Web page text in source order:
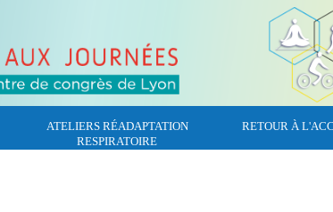
ATELIERS RÉADAPTATION
RESPIRATOIRE
RETOUR À